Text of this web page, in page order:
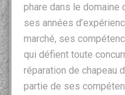
phare dans le domaine
ses années
marché, ses
qui défient toute
réparation de chapeau
partie de ses